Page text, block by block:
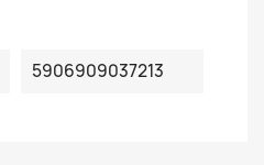
5906909037213